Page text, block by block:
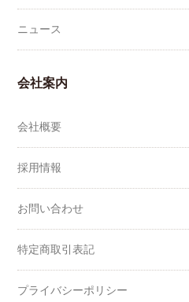
ニュース
会社案内
会社概要
採用情報
お問い合わせ
特定商取引表記
プライバシーポリシー